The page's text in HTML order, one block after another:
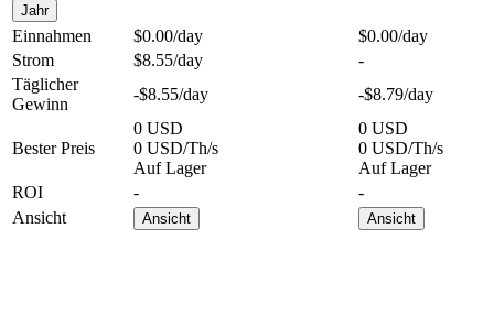
Jahr
Einnahmen $0.00/day $0.00/day
Strom
$8.55/day
-
Täglicher
Gewinn
-$8.55/day -$8.79/day
Bester Preis
0 USD
0 USD/Th/s
Auf Lager
0 USD
0 USD/Th/s
Auf Lager
ROI
-
-
Ansicht
Ansicht Ansicht